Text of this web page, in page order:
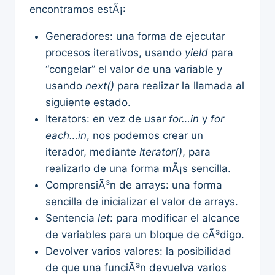
encontramos estÃ¡:
Generadores: una forma de ejecutar
procesos iterativos, usando yieldpara
“congelar” el valor de una variable y
usando next() para realizar la llamada al
siguiente estado.
Iterators: en vez de usar for…in y for
each…in, nos podemos crear un
iterador, mediante Iterator(), para
realizarlo de una forma mÃ¡s sencilla.
ComprensiÃ³n de arrays: una forma
sencilla de inicializar el valor de arrays.
Sentencia let: para modificar el alcance
de variables para un bloque de cÃ³digo.
Devolver varios valores: la posibilidad
de que una funciÃ³n devuelva varios